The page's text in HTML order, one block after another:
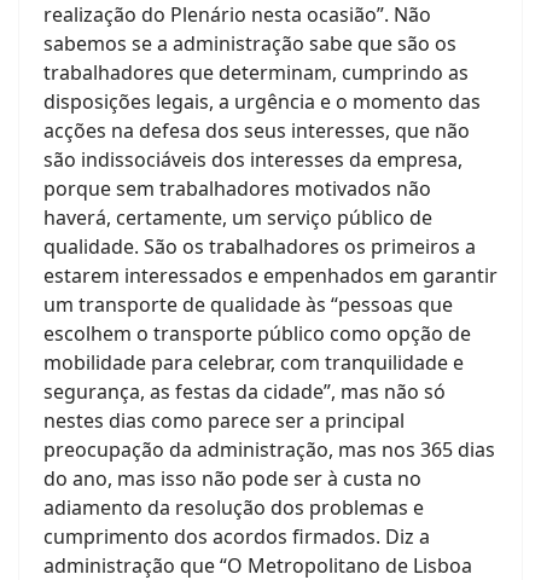
realização do Plenário nesta ocasião”. Não
sabemos se a administração sabe que são os
trabalhadores que determinam, cumprindo as
disposições legais, a urgência e o momento das
acções na defesa dos seus interesses, que não
são indissociáveis dos interesses da empresa,
porque sem trabalhadores motivados não
haverá, certamente, um serviço público de
qualidade. São os trabalhadores os primeiros a
estarem interessados e empenhados em garantir
um transporte de qualidade às “pessoas que
escolhem o transporte público como opção de
mobilidade para celebrar, com tranquilidade e
segurança, as festas da cidade”, mas não só
nestes dias como parece ser a principal
preocupação da administração, mas nos 365 dias
do ano, mas isso não pode ser à custa no
adiamento da resolução dos problemas e
cumprimento dos acordos firmados. Diz a
administração que “O Metropolitano de Lisboa